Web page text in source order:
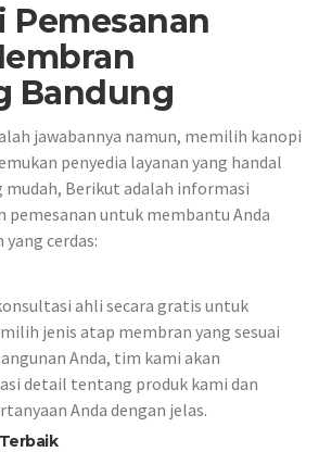
Pemesanan
Bandung
jawabannya namun, memilih kanopi
penyedia layanan yang handal
mudah, Berikut adalah informasi
pemesanan untuk membantu Anda
cerdas:
ahli secara gratis untuk
jenis atap membran yang sesuai
Anda, tim kami akan
detail tentang produk kami dan
Anda dengan jelas.